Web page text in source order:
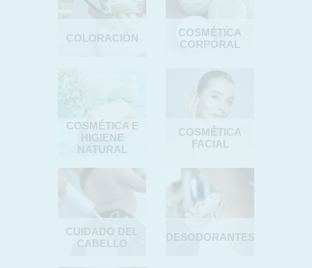
COLORACIÓN
COSMÉTICA
CORPORAL
COSMÉTICA E
HIGIENE
NATURAL
COSMÉTICA
FACIAL
CUIDADO DEL
CABELLO
DESODORANTES